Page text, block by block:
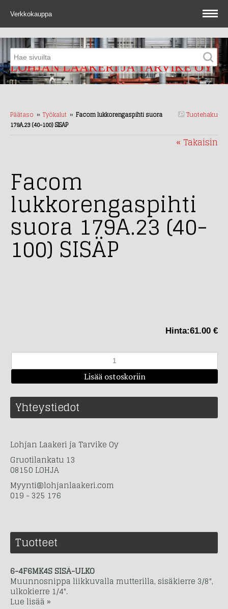
Verkkokauppa
LOHJAN LAAKERI JA TARVIKE OY
Tuotehaku
Päätaso ›› Työkalut ›› Facom lukkorengaspihti suora
179A.23 (40-100) SISÄP
« Takaisin
Facom
lukkorengaspihti
suora 179A.23 (40-
100) SISÄP
Hinta:61.00 €
Yhteystiedot
Lohjan Laakeri ja Tarvike Oy
Gruotilankatu 13
08150 LOHJA
Myynti@lohjanlaakeri.com
019 - 325 176
Tuotteet
6-4F6MK4S SISÄ-ULKO
Muunnosnippa liikkuvalla mutterilla, sisäkierre 3/8",
ulkokierre 1/4".
Lue lisää »